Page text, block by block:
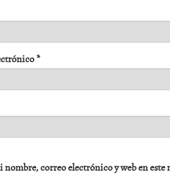
*
nombre, correo electrónico y web en